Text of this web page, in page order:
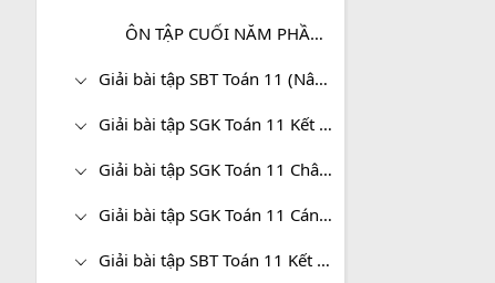
ÔN TẬP CUỐI NĂM PHẦN HÌNH HỌC - TOÁN 11 CƠ BẢN
Giải bài tập SBT Toán 11 (Nâng cao)
Giải bài tập SGK Toán 11 Kết nối tri thức
Giải bài tập SGK Toán 11 Chân trời sáng tạo
Giải bài tập SGK Toán 11 Cánh diều
Giải bài tập SBT Toán 11 Kết nối tri thức